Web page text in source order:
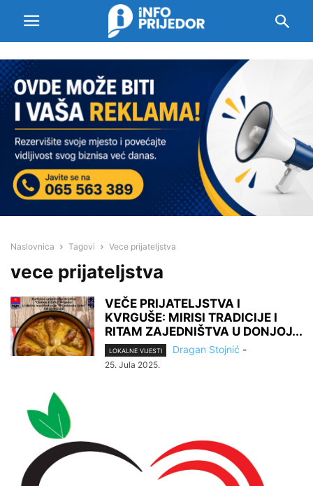
Naslovnica Tagovi Vece prijateljstva
vece prijateljstva
VEČE PRIJATELJSTVA I
KVRGUŠE: MIRISI TRADICIJE I
RITAM ZAJEDNIŠTVA U DONJOJ...
LOKALNE VIJESTI Dragan Stojnić -
25. Jula 2025.